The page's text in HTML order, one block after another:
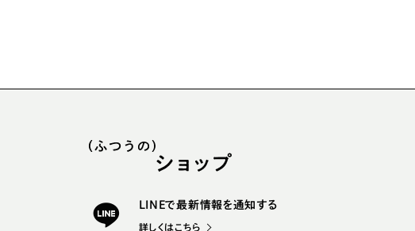
LINEで最新情報を通知する
詳しくはこちら